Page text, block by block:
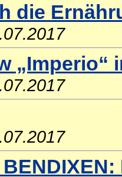
die
„Imperio“